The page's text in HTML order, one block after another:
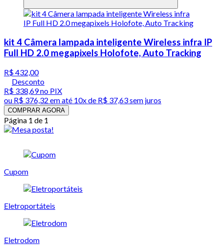
kit 4 Câmera lampada inteligente Wireless infra IP
Full HD 2.0 megapixels Holofote, Auto Tracking
R$ 432,00
Desconto
R$ 338,69no PIX
ou R$ 376,32 em até 10x de R$ 37,63 sem juros
COMPRAR AGORA
Página 1 de 1
Cupom
Eletroportáteis
Eletrodom